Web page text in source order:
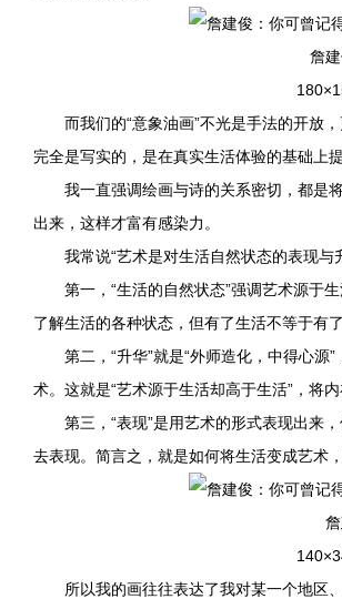
詹
而我们的“意象油画”不光是手法的开放，
完全是写实的，是在真实生活体验的基础上
我一直强调绘画与诗的关系密切，都是将
出来，这样才富有感染力。
我常说“艺术是对生活自然状态的表现与
第一，“生活的自然状态”强调艺术源于生
了解生活的各种状态，但有了生活不等于有
第二，“升华”就是“外师造化，中得心源”
术。这就是“艺术源于生活却高于生活”，将
第三，“表现”是用艺术的形式表现出来，
去表现。简言之，就是如何将生活变成艺术
所以我的画往往表达了我对某一个地区、